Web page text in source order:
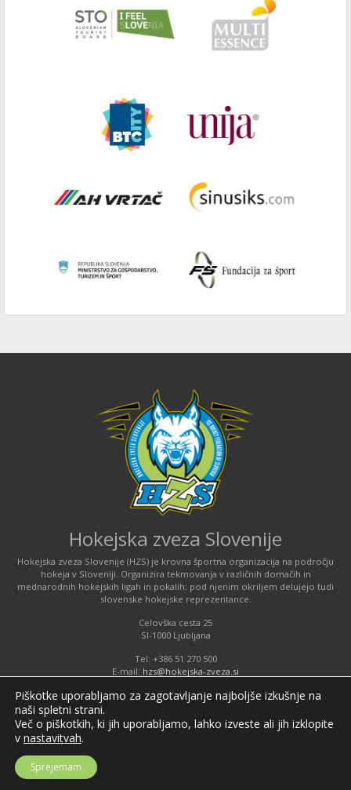
Hokejska zveza Slovenije
Hokejska zveza Slovenije (HZS) je krovna športna organizacija na področju
hokeja v Sloveniji. Organizira tekmovanja v različnih domačih in
mednarodnih hokejskih ligah in pokalih; pod njenim okriljem delujejo tudi
slovenske hokejske reprezentance.
Celovška cesta 25
SI-1000 Ljubljana
Tel: +386 51 270 500
E-mail: hzs@hokejska-zveza.si
Informacije o uporabi spletnih piškotkov
©2026 Hokejska zveza Slovenije / Ice hockey federation of Slovenia; vse
Piškotke uporabljamo za zagotavljanje najboljše izkušnje na
naši spletni strani.
Več o piškotkih, ki jih uporabljamo, lahko izveste ali jih izklopite
v nastavitvah.
Sprejemam